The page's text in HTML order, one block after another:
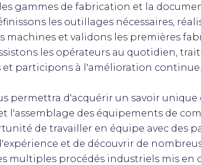
gammes de fabrication et la
les outillages nécessaires,
machines et validons les premières
les opérateurs au quotidien,
participons à l'amélioration continue.
permettra d'acquérir un savoir unique
l'assemblage des équipements de
de travailler en équipe avec des
et de découvrir de
multiples procédés industriels mis en